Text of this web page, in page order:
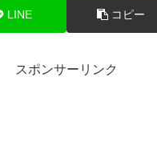
LINE コピー
スポンサーリンク